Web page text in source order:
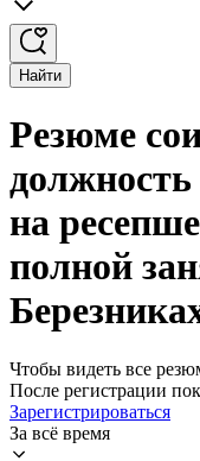
Найти
Резюме
на
полной
Чтобы видеть все
После регистрации
Зарегистрироваться
За всё время